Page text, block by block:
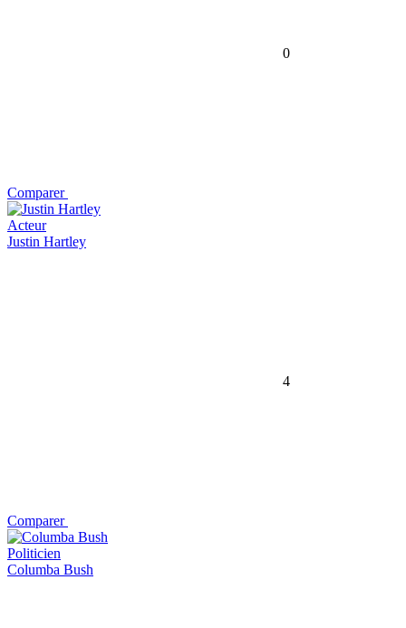
0
Comparer
Acteur
Justin Hartley
4
Comparer
Politicien
Columba Bush